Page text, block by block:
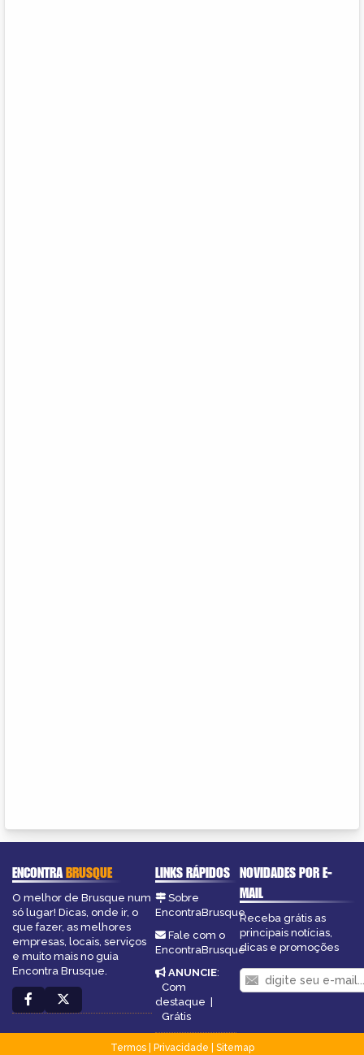
ENCONTRABRUSQUE
O melhor de Brusque num
só lugar! Dicas, onde ir, o
que fazer, as melhores
empresas, locais, serviços
e muito mais no guia
Encontra Brusque.
LINKS RÁPIDOS
Sobre
EncontraBrusque
Fale com o
EncontraBrusque
ANUNCIE:
Com
destaque
Grátis
NOVIDADES POR E-
MAIL
Receba grátis as
principais notícias,
dicas e promoções
Termos| Privacidade
Sitemap